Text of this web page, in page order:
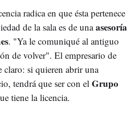
radica en que ésta pertenece
de la sala es de unaasesoría
. "Ya le comuniqué al antiguo
de volver". El empresario de
si quieren abrir una
tendrá que ser con elGrupo
tiene la licencia.